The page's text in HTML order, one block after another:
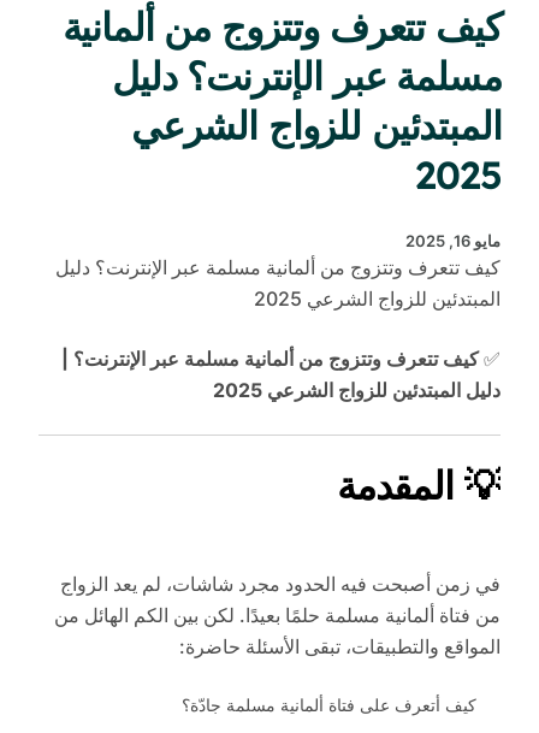
كيف تتعرف وتتزوج من ألمانية
مسلمة عبر الإنترنت؟ دليل
المبتدئين للزواج الشرعي
2025
مايو 16, 2025
كيف تتعرف وتتزوج من ألمانية مسلمة عبر الإنترنت؟ دليل
المبتدئين للزواج الشرعي 2025
✅كيف تتعرف وتتزوج من ألمانية مسلمة عبر الإنترنت؟ |
دليل المبتدئين للزواج الشرعي 2025
💡 المقدمة
في زمن أصبحت فيه الحدود مجرد شاشات، لم يعد الزواج
من فتاة ألمانية مسلمة حلمًا بعيدًا. لكن بين الكم الهائل من
المواقع والتطبيقات، تبقى الأسئلة حاضرة:
كيف أتعرف على فتاة ألمانية مسلمة جادّة؟